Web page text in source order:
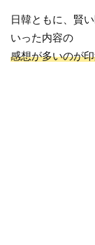
日韓ともに、賢
いった内容の
感想が多いのが